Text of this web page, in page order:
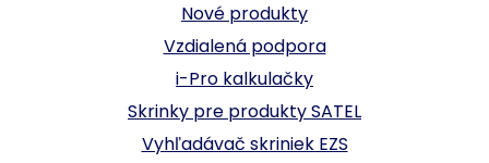
Nové produkty
Vzdialená podpora
i-Pro kalkulačky
Skrinky pre produkty SATEL
Vyhľadávač skriniek EZS